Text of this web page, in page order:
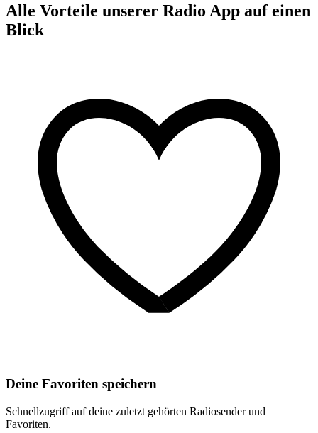
Alle Vorteile unserer Radio App auf einen
Blick
Deine Favoriten speichern
Schnellzugriff auf deine zuletzt gehörten Radiosender und
Favoriten.